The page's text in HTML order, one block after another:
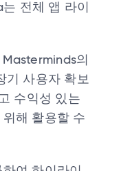
전체 앱 라이
의
기 사용자 확보
수익성 있는
해 활용할 수